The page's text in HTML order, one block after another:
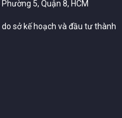
5, Quận 8, HCM
sở kế hoạch và đầu tư thành